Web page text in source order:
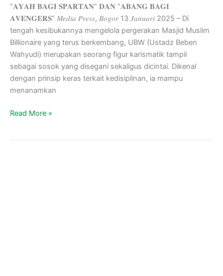
“𝐀𝐘𝐀𝐇 𝐁𝐀𝐆𝐈 𝐒𝐏𝐀𝐑𝐓𝐀𝐍” 𝐃𝐀𝐍 “𝐀𝐁𝐀𝐍𝐆 𝐁𝐀𝐆𝐈
𝐀𝐕𝐄𝐍𝐆𝐄𝐑𝐒” 𝑀𝑒𝑑𝑖𝑎 𝑃𝑟𝑒𝑠𝑠, 𝐵𝑜𝑔𝑜𝑟 13 𝐽𝑎𝑛𝑢𝑎𝑟𝑖 2025 – Di
tengah kesibukannya mengelola pergerakan Masjid Muslim
Billionaire yang terus berkembang, UBW (Ustadz Beben
Wahyudi) merupakan seorang figur karismatik tampil
sebagai sosok yang disegani sekaligus dicintai. Dikenal
dengan prinsip keras terkait kedisiplinan, ia mampu
menanamkan
Read More »